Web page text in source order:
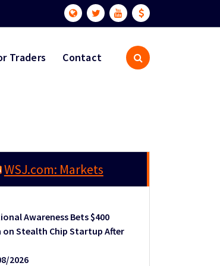
Traders Contact
WSJ.com: Markets
Awareness Bets $400
on Stealth Chip Startup After
2026